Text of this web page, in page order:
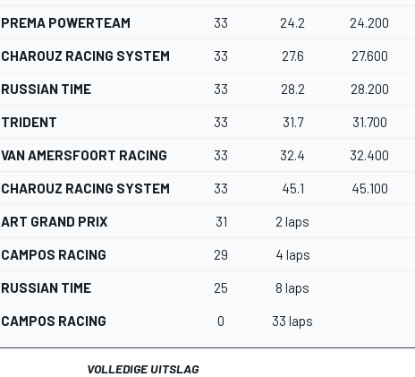
PREMA POWERTEAM 33 24.2 24.200
CHAROUZ RACING SYSTEM 33 27.6 27.600
RUSSIAN TIME 33 28.2 28.200
TRIDENT 33 31.7 31.700
VAN AMERSFOORT RACING 33 32.4 32.400
CHAROUZ RACING SYSTEM 33 45.1 45.100
ART GRAND PRIX 31 2 laps
CAMPOS RACING 29 4 laps
RUSSIAN TIME 25 8 laps
CAMPOS RACING 0 33 laps
VOLLEDIGE UITSLAG